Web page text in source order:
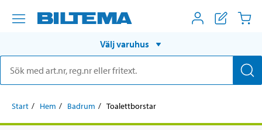
Välj varuhus
Start Hem Badrum Toalettborstar